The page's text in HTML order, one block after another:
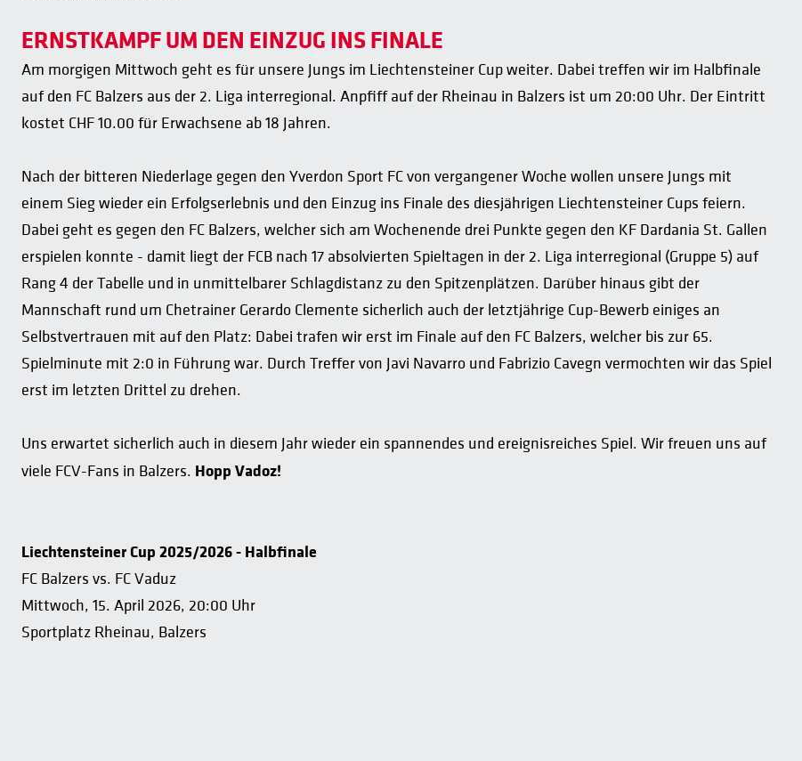
ERNSTKAMPF UM DEN EINZUG INS FINALE
Am morgigen Mittwoch geht es für unsere Jungs im Liechtensteiner Cup weiter. Dabei treffen wir im Halbfinale
auf den FC Balzers aus der 2. Liga interregional. Anpfiff auf der Rheinau in Balzers ist um 20:00 Uhr. Der Eintritt
kostet CHF 10.00 für Erwachsene ab 18 Jahren.
Nach der bitteren Niederlage gegen den Yverdon Sport FC von vergangener Woche wollen unsere Jungs mit
einem Sieg wieder ein Erfolgserlebnis und den Einzug ins Finale des diesjährigen Liechtensteiner Cups feiern.
Dabei geht es gegen den FC Balzers, welcher sich am Wochenende drei Punkte gegen den KF Dardania St. Gallen
erspielen konnte - damit liegt der FCB nach 17 absolvierten Spieltagen in der 2. Liga interregional (Gruppe 5) auf
Rang 4 der Tabelle und in unmittelbarer Schlagdistanz zu den Spitzenplätzen. Darüber hinaus gibt der
Mannschaft rund um Chetrainer Gerardo Clemente sicherlich auch der letztjährige Cup-Bewerb einiges an
Selbstvertrauen mit auf den Platz: Dabei trafen wir erst im Finale auf den FC Balzers, welcher bis zur 65.
Spielminute mit 2:0 in Führung war. Durch Treffer von Javi Navarro und Fabrizio Cavegn vermochten wir das Spiel
erst im letzten Drittel zu drehen.
Uns erwartet sicherlich auch in diesem Jahr wieder ein spannendes und ereignisreiches Spiel. Wir freuen uns auf
viele FCV-Fans in Balzers. Hopp Vadoz!
Liechtensteiner Cup 2025/2026 - Halbfinale
FC Balzers vs. FC Vaduz
Mittwoch, 15. April 2026, 20:00 Uhr
Sportplatz Rheinau, Balzers